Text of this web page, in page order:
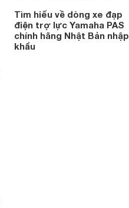
Tìm hiểu về dòng xe đạp
điện trợ lực Yamaha PAS
chính hãng Nhật Bản nhập
khẩu